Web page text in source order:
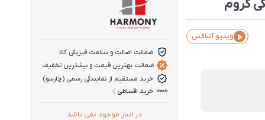
ویدیو آنباکس
ضمانت اصالت و سلامت فیزیکی کالا
ضمانت بهترین قیمت و بیشترین تخفیف
خرید مستقیم از نمایندگی رسمی (چارسو)
خرید اقساطی
در انبار موجود نمی باشد